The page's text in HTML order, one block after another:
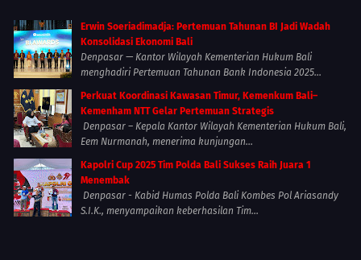
Erwin Soeriadimadja: Pertemuan Tahunan BI Jadi Wadah
Konsolidasi Ekonomi Bali
Denpasar — Kantor Wilayah Kementerian Hukum Bali
menghadiri Pertemuan Tahunan Bank Indonesia 2025...
Perkuat Koordinasi Kawasan Timur, Kemenkum Bali–
Kemenham NTT Gelar Pertemuan Strategis
Denpasar – Kepala Kantor Wilayah Kementerian Hukum Bali,
Eem Nurmanah, menerima kunjungan...
Kapolri Cup 2025 Tim Polda Bali Sukses Raih Juara 1
Menembak
Denpasar - Kabid Humas Polda Bali Kombes Pol Ariasandy
S.I.K., menyampaikan keberhasilan Tim...